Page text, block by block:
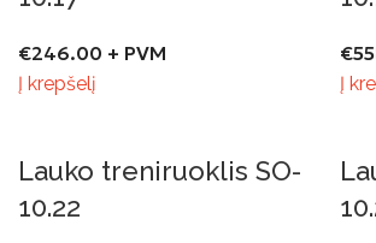
€246.00 + PVM
Į krepšelį
€
Į
Lauko treniruoklis SO-
10.22